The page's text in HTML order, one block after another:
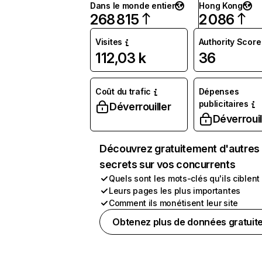
Dans le monde entier
268 815
Hong Kong
2 086
Visites
112,03 k
Authority Score
36
Coût du trafic
Déverrouiller
Dépenses
publicitaires
Découvrez gratuitement d'autres
secrets sur vos concurrents
Quels sont les mots-clés qu'ils ciblent
Leurs pages les plus importantes
Comment ils monétisent leur site
Obtenez plus de données